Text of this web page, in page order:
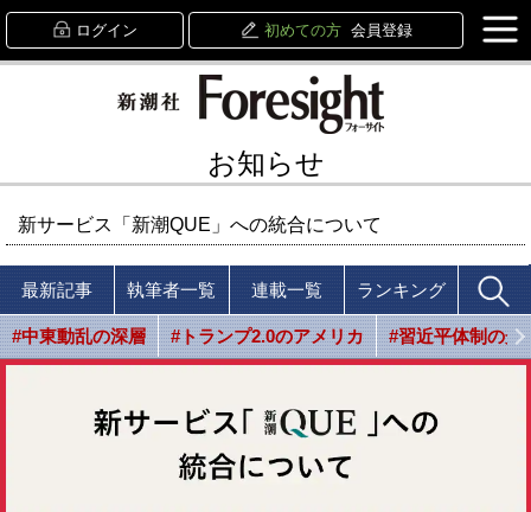
ログイン 初めての方 会員登録
お知らせ
新サービス「新潮QUE」への統合について
最新記事 執筆者一覧 連載一覧 ランキング
#中東動乱の深層 #トランプ2.0のアメリカ #習近平体制の光